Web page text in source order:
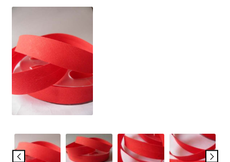
Ma liste de souhaits
Mon espace
Mon compte
Panier
My Account
Wishlist